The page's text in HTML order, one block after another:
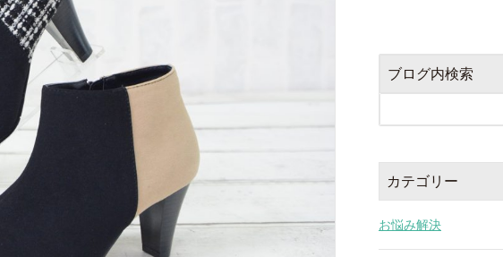
ブログ内検索
カテゴリー
お悩み解決